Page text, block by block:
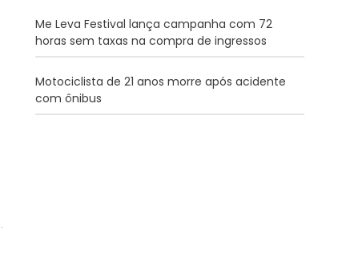
Me Leva Festival lança campanha com 72
horas sem taxas na compra de ingressos
Motociclista de 21 anos morre após acidente
com ônibus